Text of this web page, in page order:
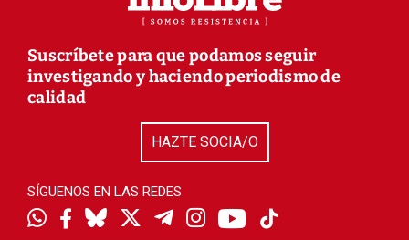
Suscríbete para que podamos seguir
investigando y haciendo periodismo de
calidad
HAZTE SOCIA/O
SÍGUENOS EN LAS REDES